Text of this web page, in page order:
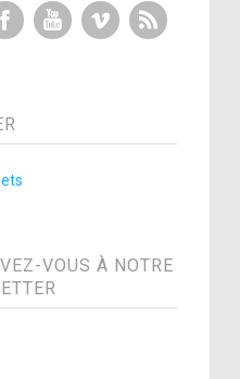
FacebookYouTubeVimeo
VOUS À NOTRE